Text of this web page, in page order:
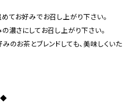
てお好みでお召し上がり下さい。
濃さにしてお召し上がり下さい。
のお茶とブレンドしても、美味しくいた
◆